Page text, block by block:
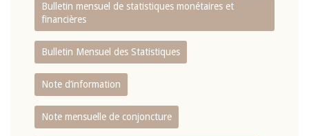
Bulletin mensuel de statistiques monétaires et
financières
Bulletin Mensuel des Statistiques
Note d’information
Note mensuelle de conjoncture